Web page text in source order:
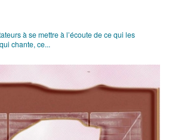
à se mettre à l’écoute de ce qui les
chante, ce...